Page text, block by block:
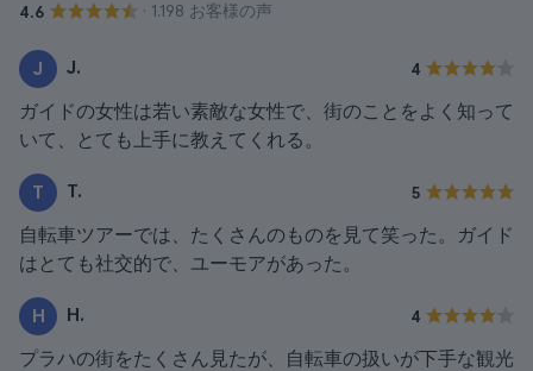
4.6 · 1.198 お客様の声
J J. 4
ガイドの女性は若い素敵な女性で、街のことをよく知って
いて、とても上手に教えてくれる。
T T. 5
自転車ツアーでは、たくさんのものを見て笑った。ガイド
はとても社交的で、ユーモアがあった。
H H. 4
プラハの街をたくさん見たが、自転車の扱いが下手な観光